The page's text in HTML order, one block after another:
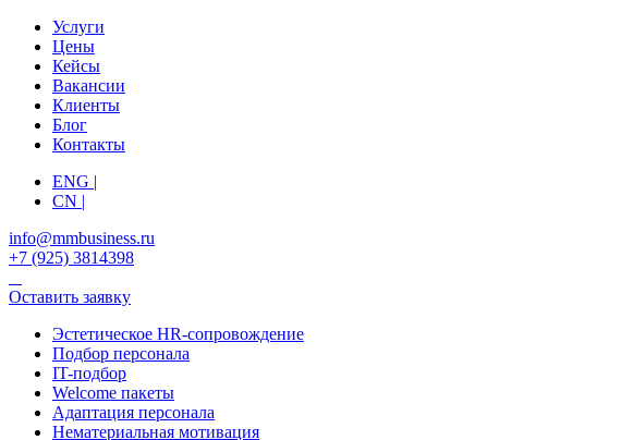
Услуги
Цены
Кейсы
Вакансии
Клиенты
Блог
Контакты
ENG |
CN |
info@mmbusiness.ru
+7 (925) 3814398
Оставить заявку
Эстетическое HR-сопровождение
Подбор персонала
IT-подбор
Welcome пакеты
Адаптация персонала
Нематериальная мотивация